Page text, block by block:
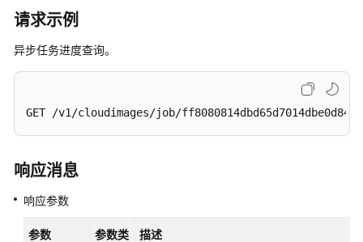
览
如
何
用
快
入
请求示例
异步任务进度查询。
GET /v1/cloudimages/job/
响应消息
响应参数
参数
参数类
描述